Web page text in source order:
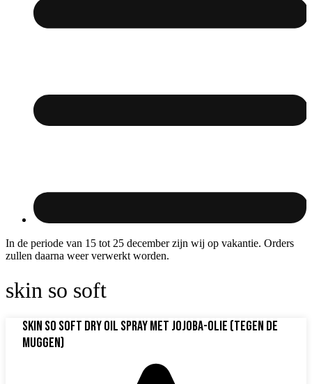
In de periode van 15 tot 25 december zijn wij op vakantie. Orders
zullen daarna weer verwerkt worden.
skin so soft
Skin So Soft Dry Oil Spray met Jojoba-Olie (tegen de
muggen)